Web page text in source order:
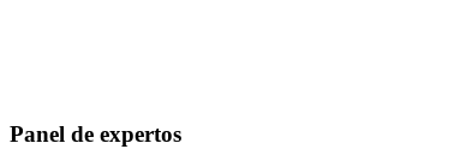
Panel de expertos